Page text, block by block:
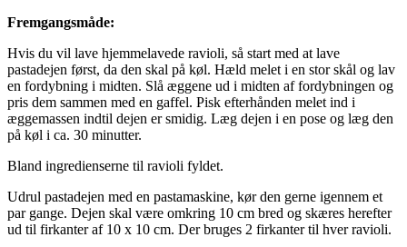
Fremgangsmåde:
Hvis du vil lave hjemmelavede ravioli, så start med at lave
pastadejen først, da den skal på køl. Hæld melet i en stor skål og lav
en fordybning i midten. Slå æggene ud i midten af fordybningen og
pris dem sammen med en gaffel. Pisk efterhånden melet ind i
æggemassen indtil dejen er smidig. Læg dejen i en pose og læg den
på køl i ca. 30 minutter.
Bland ingredienserne til ravioli fyldet.
Udrul pastadejen med en pastamaskine, kør den gerne igennem et
par gange. Dejen skal være omkring 10 cm bred og skæres herefter
ud til firkanter af 10 x 10 cm. Der bruges 2 firkanter til hver ravioli.